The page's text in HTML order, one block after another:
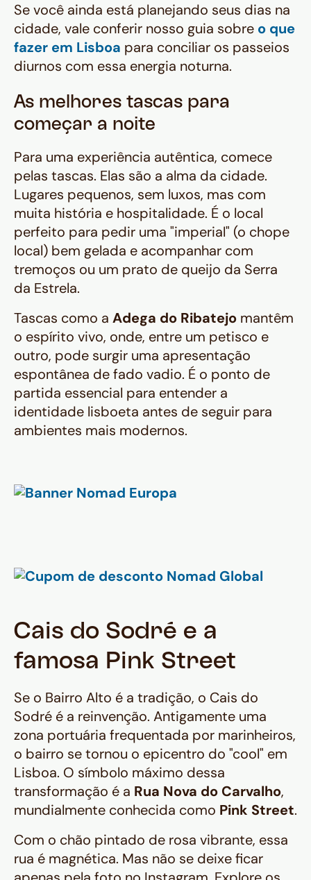
Se você ainda está planejando seus dias na
cidade, vale conferir nosso guia sobre o que
fazer em Lisboa para conciliar os passeios
diurnos com essa energia noturna.
As melhores tascas para
começar a noite
Para uma experiência autêntica, comece
pelas tascas. Elas são a alma da cidade.
Lugares pequenos, sem luxos, mas com
muita história e hospitalidade. É o local
perfeito para pedir uma "imperial" (o chope
local) bem gelada e acompanhar com
tremoços ou um prato de queijo da Serra
da Estrela.
Tascas como a Adega do Ribatejo mantêm
o espírito vivo, onde, entre um petisco e
outro, pode surgir uma apresentação
espontânea de fado vadio. É o ponto de
partida essencial para entender a
identidade lisboeta antes de seguir para
ambientes mais modernos.
Cais do Sodré e a
famosa Pink Street
Se o Bairro Alto é a tradição, o Cais do
Sodré é a reinvenção. Antigamente uma
zona portuária frequentada por marinheiros,
o bairro se tornou o epicentro do "cool" em
Lisboa. O símbolo máximo dessa
transformação é a Rua Nova do Carvalho,
mundialmente conhecida como Pink Street.
Com o chão pintado de rosa vibrante, essa
rua é magnética. Mas não se deixe ficar